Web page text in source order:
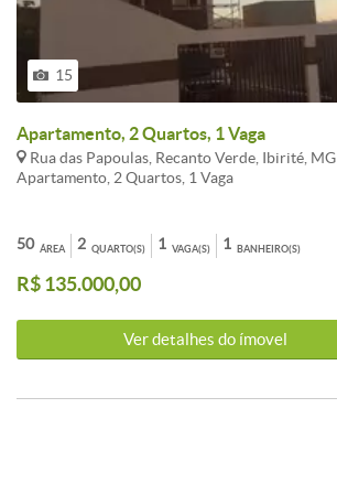
15
Apartamento, 2 Quartos, 1 Vaga
Rua das Papoulas, Recanto Verde, Ibirité, MG
Apartamento, 2 Quartos, 1 Vaga
ÁREA
50 QUARTO(S)
2 VAGA(S)
1 BANHEIRO(S)
1
R$ 135.000,00
Ver detalhes do ímovel